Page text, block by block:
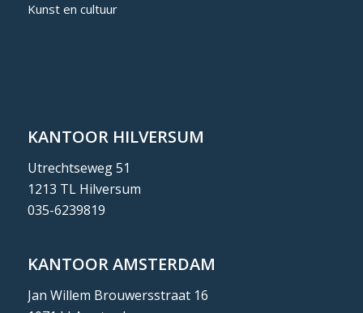
Kunst en cultuur
KANTOOR HILVERSUM
Utrechtseweg 51
1213 TL Hilversum
035-6239819
KANTOOR AMSTERDAM
Jan Willem Brouwersstraat 16